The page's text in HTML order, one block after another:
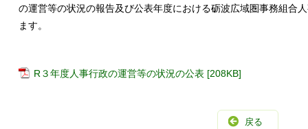
の運営等の状況の報告及び公表年度における砺波広域圏事務組合
ます。
R３年度人事行政の運営等の状況の公表 [208KB]
戻る